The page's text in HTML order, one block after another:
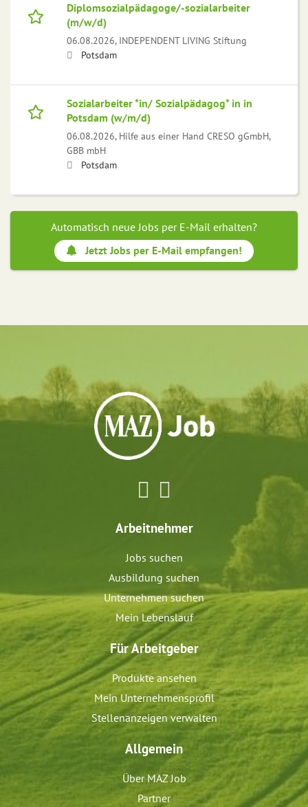
Diplomsozialpädagoge/-sozialarbeiter
(m/w/d)
06.08.2026, INDEPENDENT LIVING Stiftung
Potsdam
Sozialarbeiter *in/ Sozialpädagog* in in
Potsdam (w/m/d)
06.08.2026, Hilfe aus einer Hand CRESO gGmbH,
GBB mbH
Potsdam
Automatisch neue Jobs per E-Mail erhalten?
Jetzt Jobs per E-Mail empfangen!
Arbeitnehmer
Jobs suchen
Ausbildung suchen
Unternehmen suchen
Mein Lebenslauf
Für Arbeitgeber
Produkte ansehen
Mein Unternehmensprofil
Stellenanzeigen verwalten
Allgemein
Über MAZ Job
Partner